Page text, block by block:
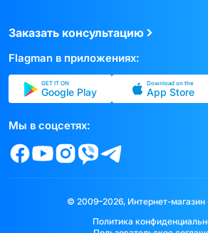
Заказать консультацию
Flagman в приложениях:
GET IT ON
Google Play
Download on the
App Store
Мы в соцсетях:
© 2009–2026, Интернет-магазин
Политика